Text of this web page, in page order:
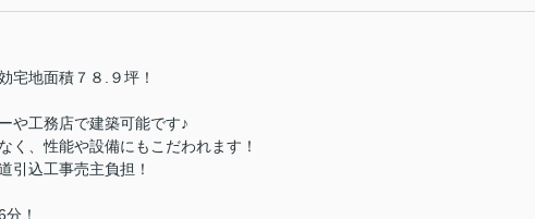
宅地面積７８.９坪！
や工務店で建築可能です♪
、性能や設備にもこだわれます！
引込工事売主負担！
！